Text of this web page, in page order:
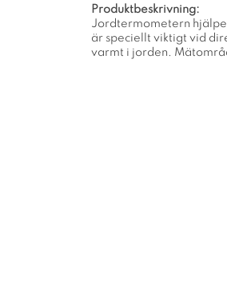
Produktbeskrivning:
Jordtermometern
är speciellt viktigt vid
varmt i jorden.